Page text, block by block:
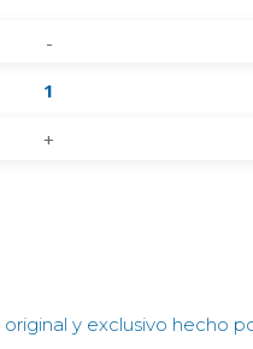
y exclusivo hecho